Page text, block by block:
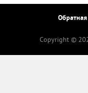
Обратная
Copyright ©